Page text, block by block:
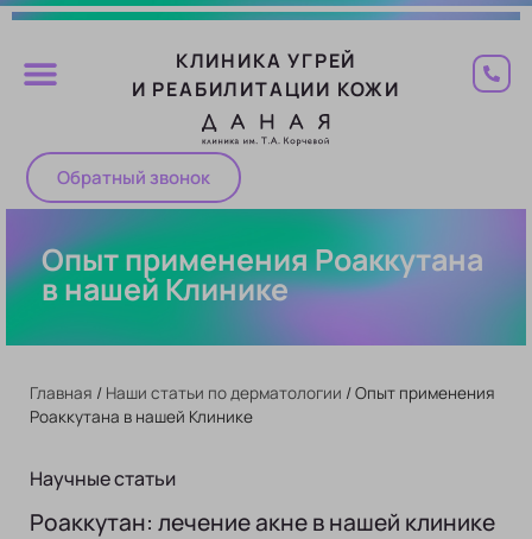
КЛИНИКА УГРЕЙ
И РЕАБИЛИТАЦИИ КОЖИ
Обратный звонок
Опыт применения Роаккутана
в нашей Клинике
Главная / Наши статьи по дерматологии /Опыт применения
Роаккутана в нашей Клинике
Научные статьи
Роаккутан: лечение акне в нашей клинике